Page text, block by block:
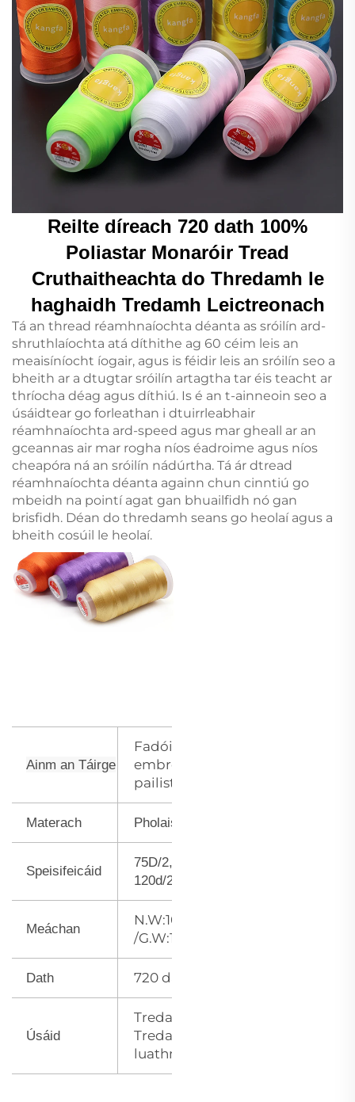
Reilte díreach 720 dath 100%
Poliastar Monaróir Tread
Cruthaitheachta do Thredamh le
haghaidh Tredamh Leictreonach
Tá an thread réamhnaíochta déanta as sróilín ard-
shruthlaíochta atá díthithe ag 60 céim leis an
meaisíníocht íogair, agus is féidir leis an sróilín seo a
bheith ar a dtugtar sróilín artagtha tar éis teacht ar
thríocha déag agus díthiú. Is é an t-ainneoin seo a
úsáidtear go forleathan i dtuirrleabhair
réamhnaíochta ard-speed agus mar gheall ar an
gceannas air mar rogha níos éadroime agus níos
cheapóra ná an sróilín nádúrtha. Tá ár dtread
réamhnaíochta déanta againn chun cinntiú go
mbeidh na pointí agat gan bhuailfidh nó gan
brisfidh. Déan do thredamh seans go heolaí agus a
bheith cosúil le heolaí.
Ainm an Táirge
Fadóid
embroidery
pailisteir
Materach Pholaistear
Speisifeicáid
75D/2, 108d/2,
120d/2, 150d/2
Meáchan
N.W:100G
/G.W:115G
Dath 720 dathanna
Úsáid
Tredamh,
Tredamh
luathmhainnéad